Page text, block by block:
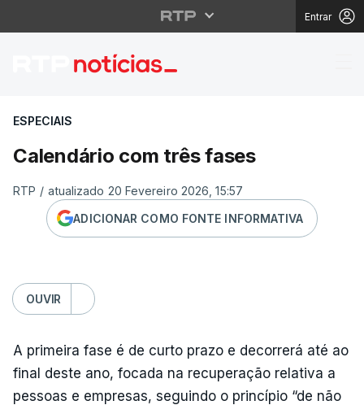
Entrar
Calendário com três
ESPECIAIS
Calendário com três fases
RTP / atualizado 20 Fevereiro 2026, 15:57
ADICIONAR COMO FONTE INFORMATIVA
OUVIR
A primeira fase é de curto prazo e decorrerá até ao
final deste ano, focada na recuperação relativa a
pessoas e empresas, seguindo o princípio “de não